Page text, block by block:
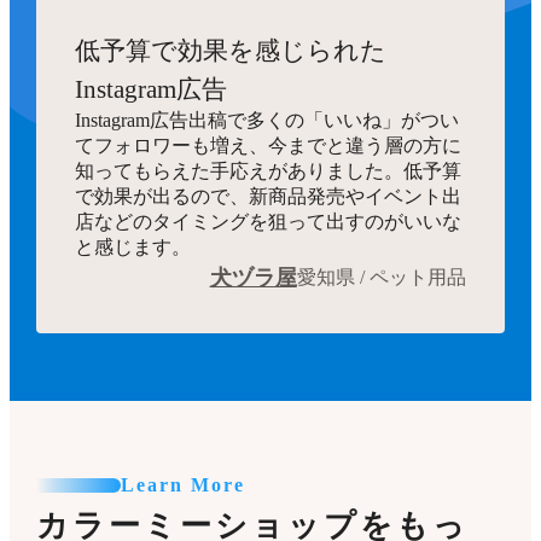
低予算で効果を感じられた
Instagram広告
Instagram広告出稿で多くの「いいね」がつい
てフォロワーも増え、今までと違う層の方に
知ってもらえた手応えがありました。低予算
で効果が出るので、新商品発売やイベント出
店などのタイミングを狙って出すのがいいな
と感じます。
犬ヅラ屋愛知県 / ペット用品
Learn More
カラーミーショップをもっ